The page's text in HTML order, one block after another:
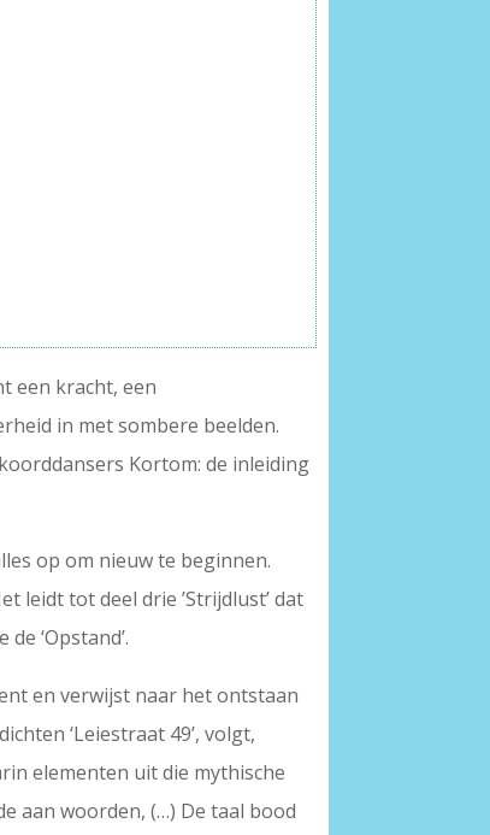
een kracht, een
in met sombere beelden.
Kortom: de inleiding
op om nieuw te beginnen.
leidt tot deel drie ’Strijdlust’ dat
‘Opstand’.
en verwijst naar het ontstaan
‘Leiestraat 49’, volgt,
elementen uit die mythische
aan woorden, (…) De taal bood